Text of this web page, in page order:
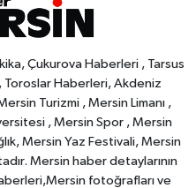
Çukurova Haberleri , Tarsus
Toroslar Haberleri, Akdeniz
Turizmi , Mersin Limanı ,
, Mersin Spor , Mersin
Mersin Yaz Festivali, Mersin
Mersin haber detaylarının
fotoğrafları ve